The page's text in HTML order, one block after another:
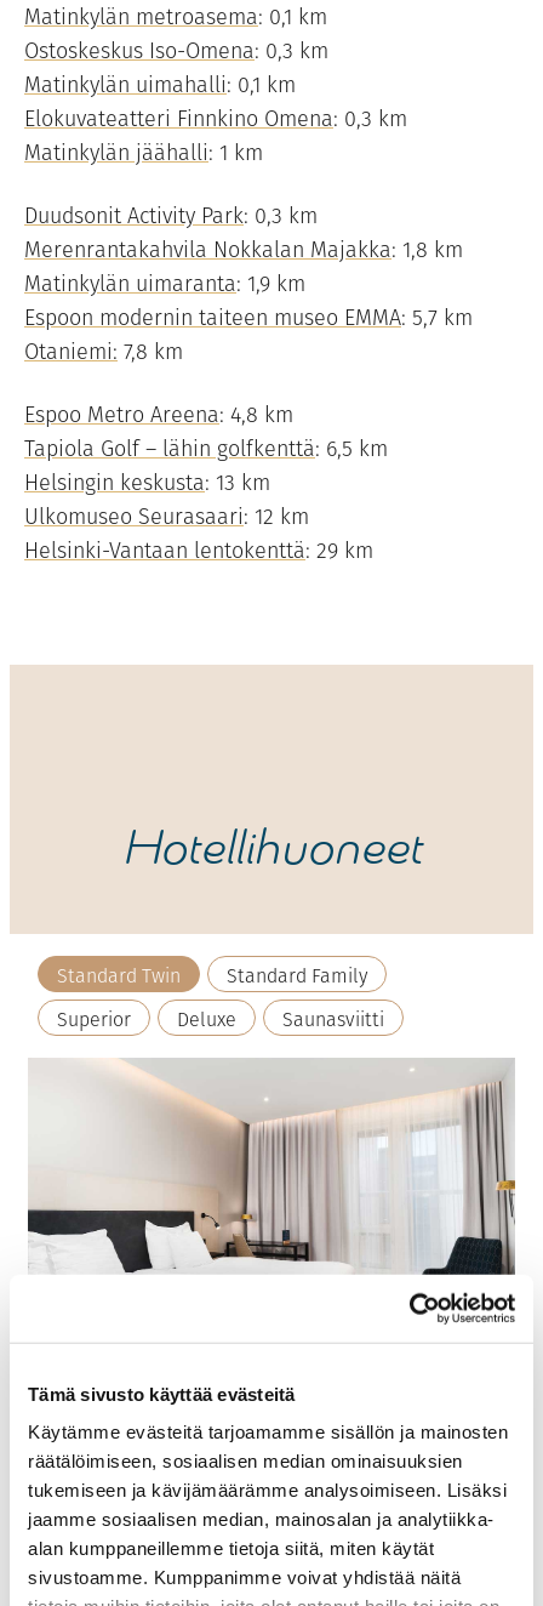
Tämä sivusto käyttää evästeitä
Käytämme evästeitä tarjoamamme sisällön ja mainosten
räätälöimiseen, sosiaalisen median ominaisuuksien
tukemiseen ja kävijämäärämme analysoimiseen. Lisäksi
jaamme sosiaalisen median, mainosalan ja analytiikka-
alan kumppaneillemme tietoja siitä, miten käytät
sivustoamme. Kumppanimme voivat yhdistää näitä
Matinkylän metroasema: 0,1 km
Ostoskeskus Iso-Omena: 0,3 km
Matinkylän uimahalli: 0,1 km
Elokuvateatteri Finnkino Omena: 0,3 km
Matinkylän jäähalli: 1 km
Duudsonit Activity Park: 0,3 km
Merenrantakahvila Nokkalan Majakka: 1,8 km
Matinkylän uimaranta: 1,9 km
Espoon modernin taiteen museo EMMA: 5,7 km
Otaniemi: 7,8 km
Espoo Metro Areena: 4,8 km
Tapiola Golf – lähin golfkenttä: 6,5 km
Helsingin keskusta: 13 km
Ulkomuseo Seurasaari: 12 km
Helsinki-Vantaan lentokenttä: 29 km
Hotellihuoneet
Standard Twin
Standard Family
Superior
Deluxe Saunasviitti
Standard Twin
24 m²
Nauti hyvistä unista mukavassa ja viihtyisässä
Standard-huoneessamme.